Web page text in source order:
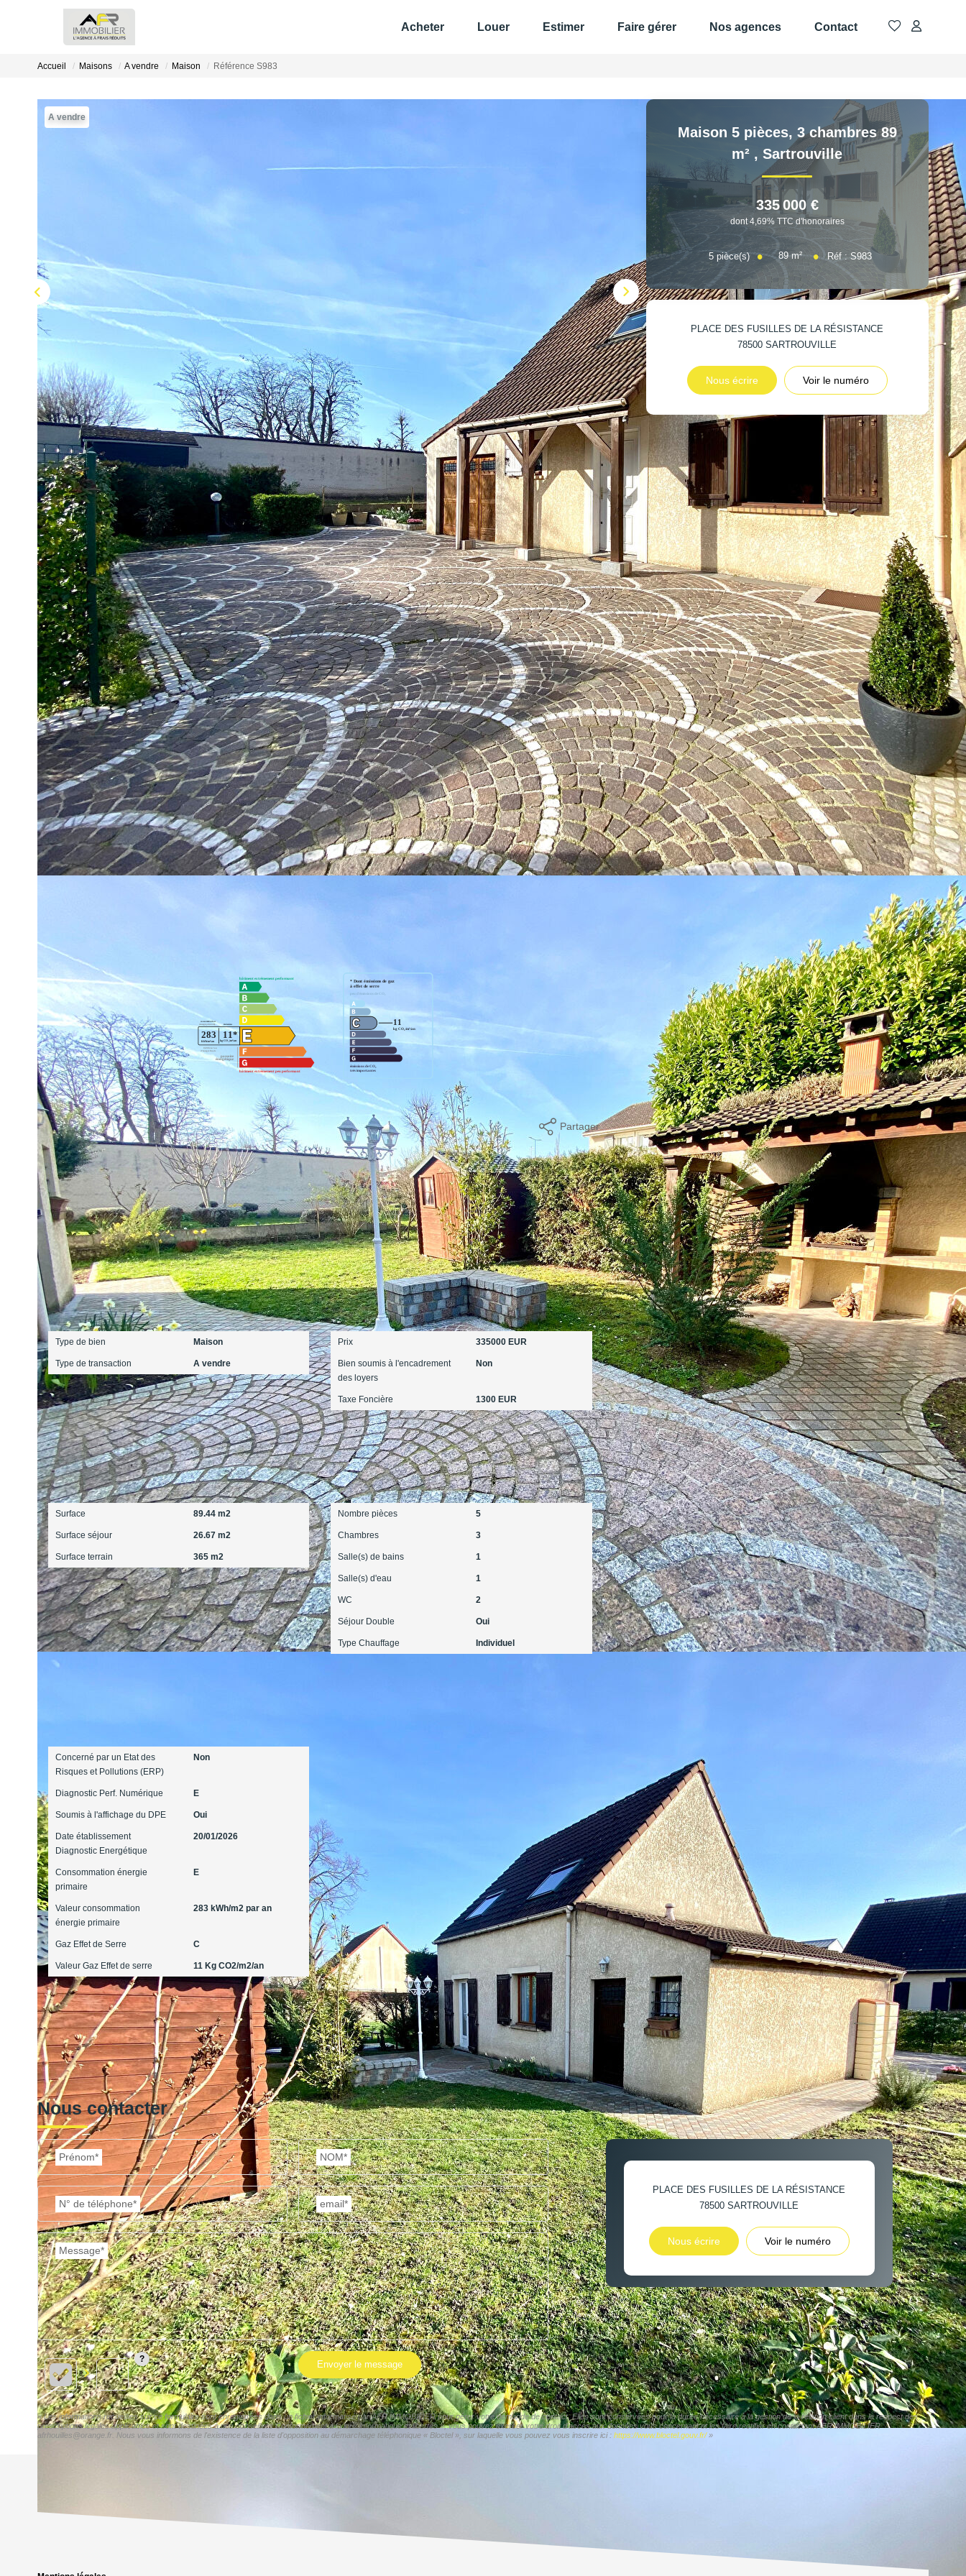
Acheter Louer Estimer Faire gérer Nos agences Contact
Accueil Maisons A vendre Maison Référence S983
A vendre
Description
Réf : S983
L'agence à Frais Réduits vous propose, au calme, en retrait de la rue et proche de toutes commodités, une maison 5 pièces
avec garage attenant construite en 1984 et édifiée sur 365 m² de terrain laissant la possibilité d'y garer 3-4 voitures, offrant, au
rez-de-chaussée:
Entrée avec placards, séjour double avec accès direct au jardin sans aucune marche, cuisine ouvrable (équipée et
aménagée), et salle d'eau avec w.c.
A l'étage, palier desservant 3 chambres dont 1 avec placards, et salle de bains avec w.c.
Vous disposerez également d'un beau jardin à l'arrière et sur le coté, vous permettant d'y créer votre potager. A l'avant de la
maison, possibilité d'y garer 3 voitures, plus 1 dans le garage.
COUP DE COEUR EN PERSPECTIVE ! Appelez-vite votre agence A.F.R !
Retrouvez tous nos biens en EXCLUSIVITÉ, en AVANT-PREMIÈRE 48 h uniquement sur les réseaux sociaux.
Pour profiter de ce privilège, une seule possibilité, suivez nous sur Facebook et Instagram :
https://www.facebook.com/AFR-immobilier-Sartrouville-108307584222688
https://www.instagram.com/afr_sartrouville
https://www.tiktok.com/@afr.sartrouville
Imprimer Partager
Nos honoraires
Caractéristiques détaillées
Général
Type de bien Maison
Type de transaction A vendre
Aspects financiers
Prix 335000 EUR
Bien soumis à l'encadrement
des loyers
Non
Taxe Foncière 1300 EUR
Surfaces
Surface 89.44 m2
Surface séjour 26.67 m2
Surface terrain 365 m2
Intérieur
Nombre pièces 5
Chambres 3
Salle(s) de bains 1
Salle(s) d'eau 1
WC 2
Séjour Double Oui
Type Chauffage Individuel
Concerné par un Etat des
Risques et Pollutions (ERP)
Non
Diagnostic Perf. Numérique E
Soumis à l'affichage du DPE Oui
Date établissement
Diagnostic Energétique
20/01/2026
Consommation énergie
primaire
E
Valeur consommation
énergie primaire
283 kWh/m2 par an
Gaz Effet de Serre C
Valeur Gaz Effet de serre 11 Kg CO2/m2/an
Maison 5 pièces, 3 chambres 89
m² ,Sartrouville
335 000 €
dont 4,69% TTC d'honoraires
5 pièce(s) 89m² Réf :S983
PLACE DES FUSILLES DE LA RÉSISTANCE
78500SARTROUVILLE
Nous écrire Voir le numéro
Nous contacter
Prénom* NOM*
N° de téléphone* email*
Message*
Envoyer le message
PLACE DES FUSILLES DE LA RÉSISTANCE
78500SARTROUVILLE
Nous écrire Voir le numéro
« Les informations recueillies sur ce formulaire sont enregistrées dans un fichier informatisé par AFR IMMOBILIER pour gérer votre demande de contact. Elles sont conservées pour la durée nécessaire à la gestion de la relation client dans le respect des
prescriptions légales applicables et sont destinées à nos conseillers Conformément à la loi « informatique et libertés », vous pouvez exercer votre droit d'accès aux données vous concernant et les faire rectifier en contactant AFR IMMOBILIER
afrhouilles@orange.fr. Nous vous informons de l'existence de la liste d'opposition au démarchage téléphonique « Bloctel », sur laquelle vous pouvez vous inscrire ici : https://www.bloctel.gouv.fr/»